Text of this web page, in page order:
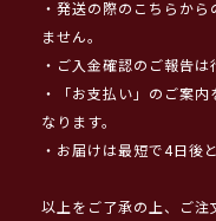
・発送の際のこちらか
ません。
・ご入金確認のご報告は
・「お支払い」のご案
なります。
・お届けは最短で4日後
以上をご了承の上、ご注